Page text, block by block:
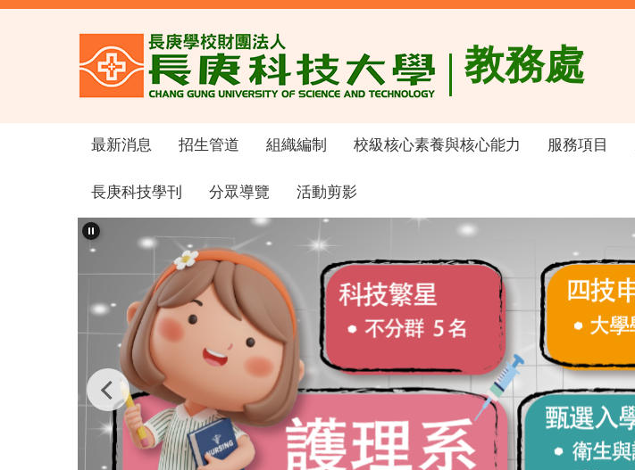
跳
教務處
最新消息 招生管道 組織編制 校級核心素養與核心能力 服務項目
長庚科技學刊 分眾導覽 活動剪影